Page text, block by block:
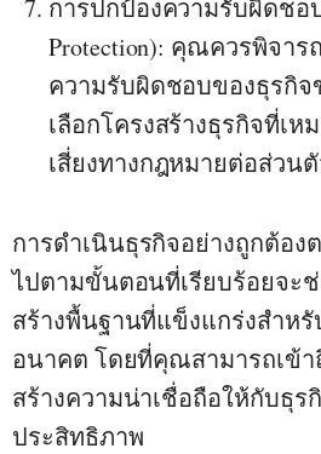
การปกป้องความรับผิดชอ
Protection): คุณควรพิจาร
ความรับผิดชอบของธุรกิ
เลือกโครงสร้างธุรกิจที่เห
เสี่ยงทางกฎหมายต่อส่วน
การดำเนินธุรกิจอย่างถูกต้อ
ไปตามขั้นตอนที่เรียบร้อยจะ
สร้างพื้นฐานที่แข็งแกร่งสำห
อนาคต โดยที่คุณสามารถเข้า
สร้างความน่าเชื่อถือให้กับธุ
ประสิทธิภาพ